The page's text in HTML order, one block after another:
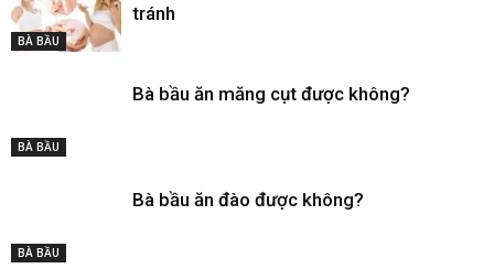
BÀ BẦU
tránh
BÀ BẦU
Bà bầu ăn măng cụt được không?
BÀ BẦU
Bà bầu ăn đào được không?